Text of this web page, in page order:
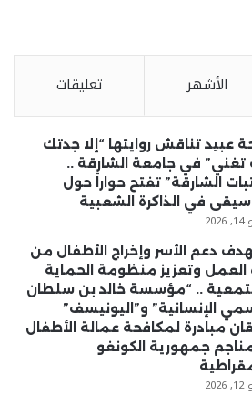
الأشهر تعليقات
عبيد تناقش روايتها “إلا جدتك
تغني” في جامعة الشارقة ..
الشارقة” تفتح حواراً حول
في الذاكرة الشعبية
دعم الأسر وإخراج الأطفال من
العمل وتعزيز منظومة الحماية
.. “مؤسسة خالد بن سلطان
الإنسانية” و”اليونيسف”
مبادرة لمكافحة عمالة الأطفال
جمهورية الكونغو